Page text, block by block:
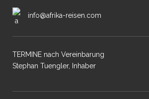
info@afrika-reisen.com
TERMINE nach Vereinbarung
Stephan Tuengler, Inhaber